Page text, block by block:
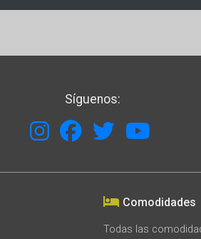
Síguenos:
Comodidades
Todas las